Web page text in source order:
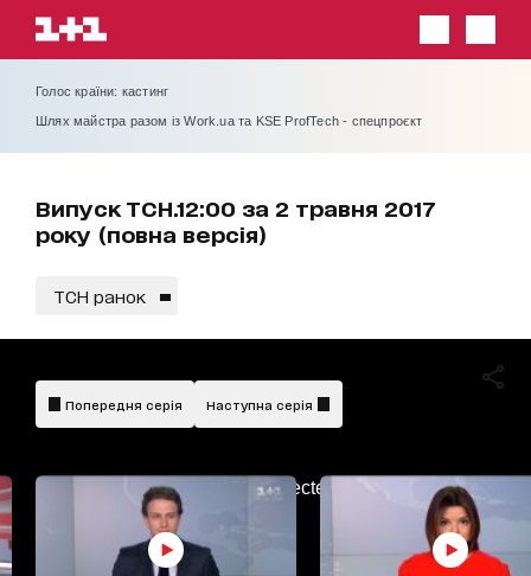
Голос країни: кастинг
Шлях майстра разом із Work.ua та KSE ProfTech - спецпроєкт
Випуск ТСН.12:00 за 2 травня 2017
року (повна версія)
ТСН ранок
AdBlockDetected!
Попередня серія Наступна серія